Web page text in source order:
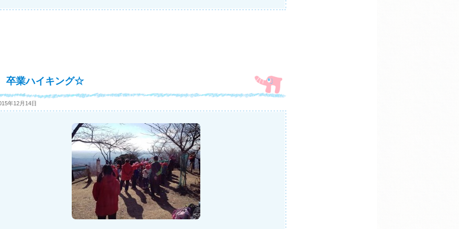
卒業ハイキング☆
年12月14日